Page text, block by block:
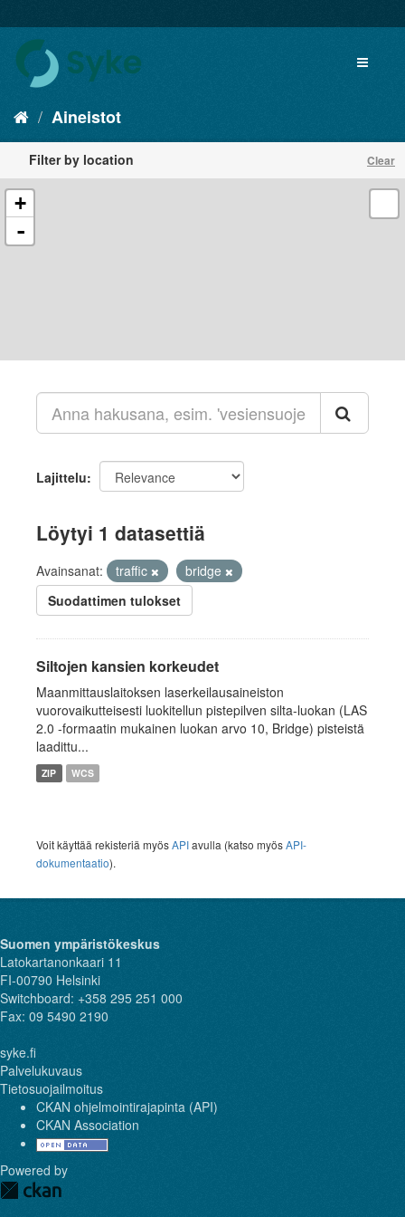
Aineistot
Filter by location Clear
+
-
Lajittelu
Löytyi 1 datasettiä
Avainsanat: traffic
bridge
Suodattimen tulokset
Siltojen kansien korkeudet
Maanmittauslaitoksen laserkeilausaineiston
vuorovaikutteisesti luokitellun pistepilven silta-luokan (LAS
2.0 -formaatin mukainen luokan arvo 10, Bridge) pisteistä
laadittu...
ZIP WCS
Voit käyttää rekisteriä myösAPIavulla (katso myösAPI-
dokumentaatio).
Suomen ympäristökeskus
Latokartanonkaari 11
FI-00790 Helsinki
Switchboard: +358 295 251 000
Fax: 09 5490 2190
syke.fi
Palvelukuvaus
Tietosuojailmoitus
CKAN ohjelmointirajapinta (API)
CKAN Association
Powered by